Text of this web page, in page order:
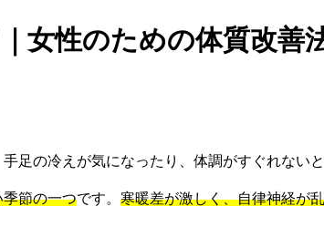
女性のための体質改善
足の冷えが気になったり、体調がすぐれない
節の一つです。 寒暖差が激しく、自律神経が